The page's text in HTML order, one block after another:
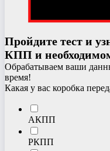
Пройдите тест и
КПП и
Обрабатываем ваши
время!
Какая у вас коробка
АКПП
РКПП